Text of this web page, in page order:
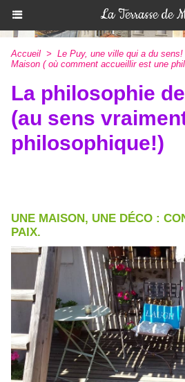
La Terrasse de
Accueil > Le Puy, une ville qui a du sens!
Maison ( où comment accueillir est une
La philosophie
(au sens
philosophique!)
UNE MAISON, UNE DÉCO :
PAIX.